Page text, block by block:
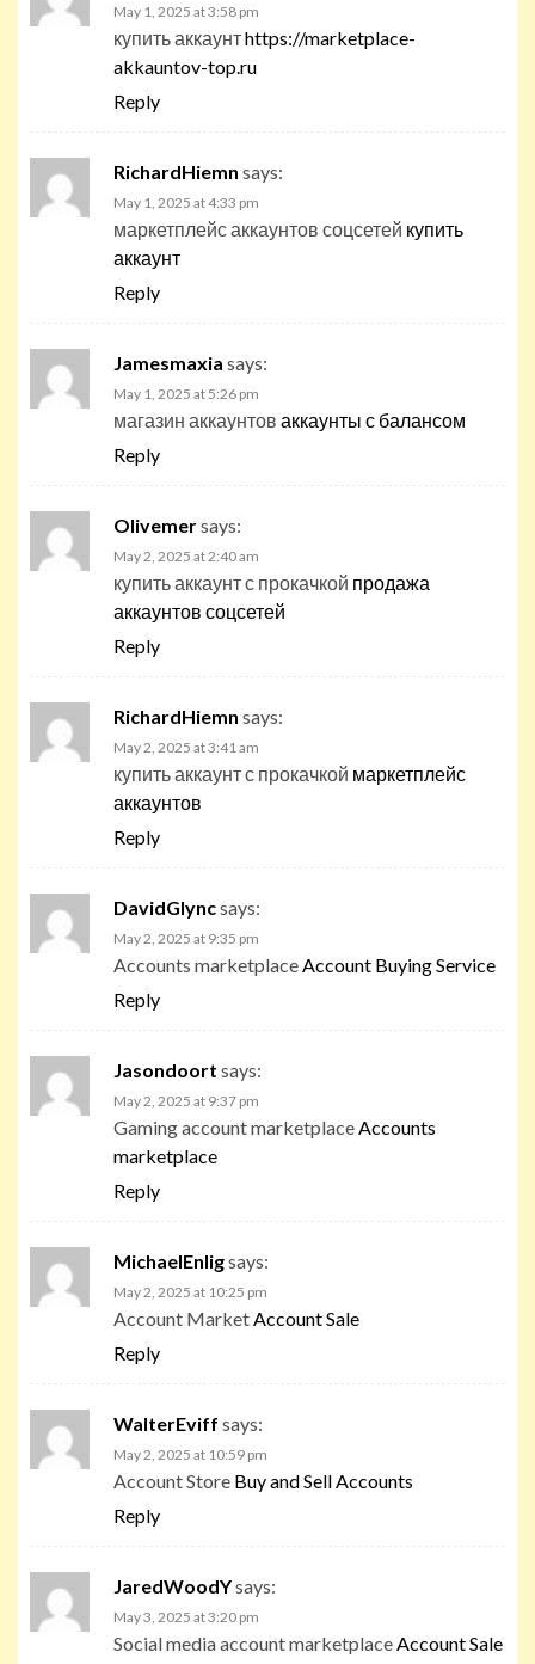
May 1, 2025 at 3:58 pm
купить аккаунтhttps://marketplace-
akkauntov-top.ru
Reply
RichardHiemn says:
May 1, 2025 at 4:33 pm
маркетплейс аккаунтов соцсетей купить
аккаунт
Reply
Jamesmaxia says:
May 1, 2025 at 5:26 pm
магазин аккаунтов аккаунты с балансом
Reply
Olivemersays:
May 2, 2025 at 2:40 am
купить аккаунт с прокачкой продажа
аккаунтов соцсетей
Reply
RichardHiemn says:
May 2, 2025 at 3:41 am
купить аккаунт с прокачкой маркетплейс
аккаунтов
Reply
DavidGlyncsays:
May 2, 2025 at 9:35 pm
Accounts marketplace Account Buying Service
Reply
Jasondoort says:
May 2, 2025 at 9:37 pm
Gaming account marketplace Accounts
marketplace
Reply
MichaelEnligsays:
May 2, 2025 at 10:25 pm
Account Market Account Sale
Reply
WalterEviff says:
May 2, 2025 at 10:59 pm
Account Store Buy and Sell Accounts
Reply
JaredWoodYsays:
May 3, 2025 at 3:20 pm
Social media account marketplace Account Sale